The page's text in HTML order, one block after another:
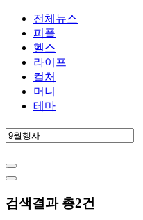
전체뉴스
피플
헬스
라이프
컬처
머니
테마
검색결과 총2건